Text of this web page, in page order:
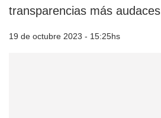
transparencias más audaces
19 de octubre 2023 - 15:25hs